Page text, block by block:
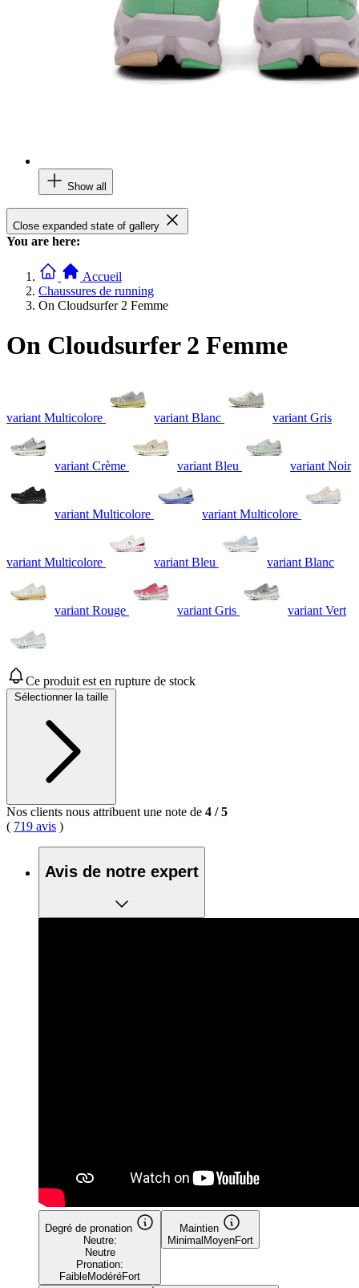
Show all
Close expanded state of gallery
You are here:
Accueil
Chaussures de running
On Cloudsurfer 2 Femme
On Cloudsurfer 2 Femme
variant Multicolore variant Blanc variant Gris
variant Crème variant Bleu variant Noir
variant Multicolore variant Multicolore
variant Multicolore variant Bleu variant Blanc
variant Rouge variant Gris variant Vert
Ce produit est en rupture de stock
Sélectionner la taille
Nos clients nous attribuent une note de 4 /5
( 719 avis )
Avis de notre expert
Degré de pronation
Neutre:
Neutre
Pronation:
FaibleModéréFort
Maintien
Minimal MoyenFort